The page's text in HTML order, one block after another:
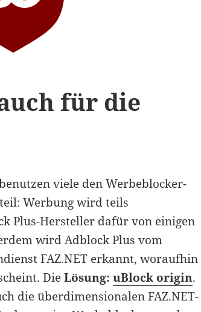
für die
viele den Werbeblocker-
Werbung wird teils
Plus-Hersteller dafür von einigen
wird Adblock Plus vom
FAZ.NET erkannt, woraufhin
DieLösung:uBlock origin.
die überdimensionalen FAZ.NET-